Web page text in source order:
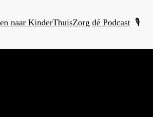
🎙
naar KinderThuisZorg dé Podcast